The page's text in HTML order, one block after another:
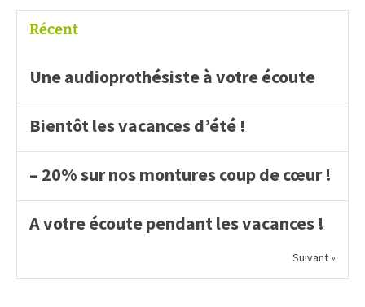
Récent
Une audioprothésiste à votre écoute
Bientôt les vacances d’été !
– 20% sur nos montures coup de cœur !
A votre écoute pendant les vacances !
Suivant »